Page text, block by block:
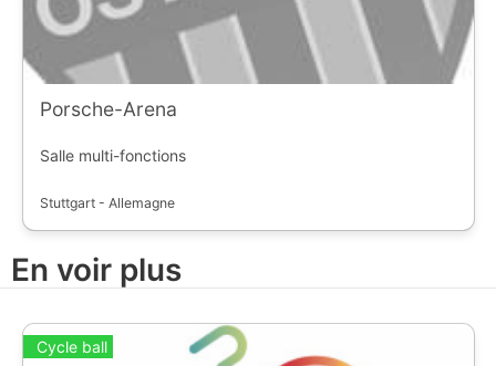
Porsche-Arena
Salle multi-fonctions
Stuttgart - Allemagne
En voir plus
Cycle ball